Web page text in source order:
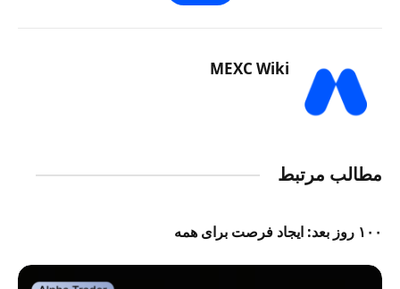
MEXC Wiki
مطالب مرتبط
۱۰۰ روز بعد: ایجاد فرصت برای همه